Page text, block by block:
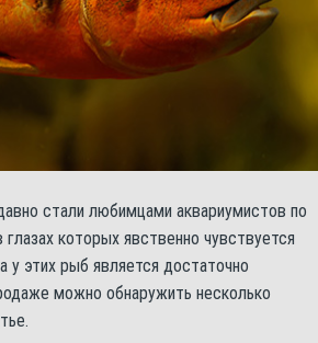
стали любимцами аквариумистов по
которых явственно чувствуется
у этих рыб является достаточно
можно обнаружить несколько